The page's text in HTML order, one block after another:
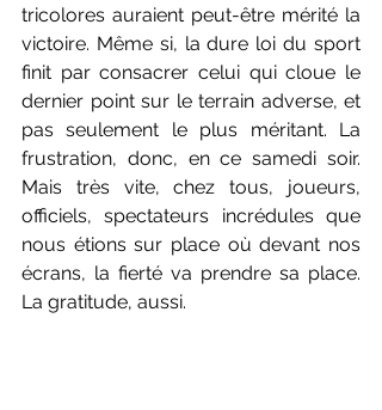
tricolores auraient peut-être mérité la
victoire. Même si, la dure loi du sport
finit par consacrer celui qui cloue le
dernier point sur le terrain adverse, et
pas seulement le plus méritant. La
frustration, donc, en ce samedi soir.
Mais très vite, chez tous, joueurs,
officiels, spectateurs incrédules que
nous étions sur place où devant nos
écrans, la fierté va prendre sa place.
La gratitude, aussi.